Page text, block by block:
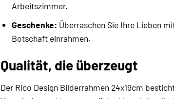
Arbeitszimmer.
Geschenke: Überraschen Sie Ihre Lieben
Botschaft einrahmen.
Qualität, die überzeugt
Der Rico Design Bilderrahmen 24x19cm